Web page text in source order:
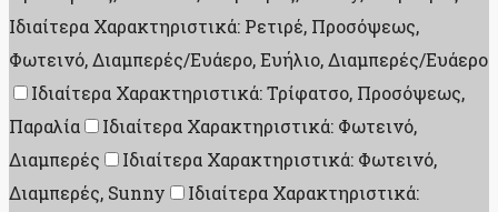
Ιδιαίτερα Χαρακτηριστικά: Ρετιρέ, Προσόψεως,
Φωτεινό, Διαμπερές/Ευάερο, Ευήλιο, Διαμπερές/Ευάερο
Ιδιαίτερα Χαρακτηριστικά: Τρίφατσο, Προσόψεως,
Παραλία
Ιδιαίτερα Χαρακτηριστικά: Φωτεινό,
Διαμπερές
Ιδιαίτερα Χαρακτηριστικά: Φωτεινό,
Διαμπερές, Sunny
Ιδιαίτερα Χαρακτηριστικά: